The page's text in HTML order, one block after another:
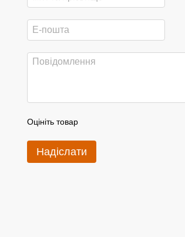
Оцініть товар
Надіслати